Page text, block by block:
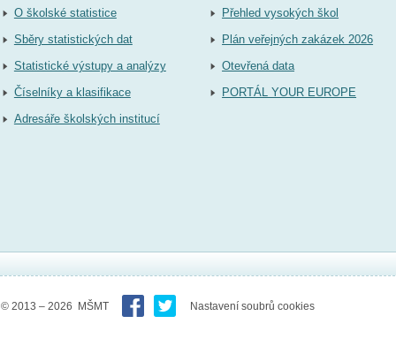
O školské statistice
Sběry statistických dat
Statistické výstupy a analýzy
Číselníky a klasifikace
Adresáře školských institucí
Přehled vysokých škol
Plán veřejných zakázek 2026
Otevřená data
PORTÁL YOUR EUROPE
© 2013 – 2026 MŠMT Nastavení soubrů cookies